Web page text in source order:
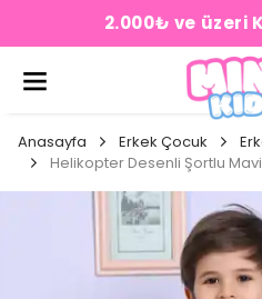
2.000₺ ve üzeri
Anasayfa Erkek Çocuk
Helikopter Desenli Şortlu Mavi